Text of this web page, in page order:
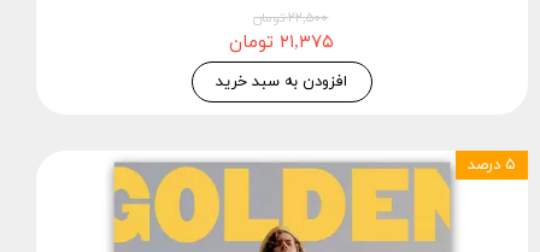
۲۲,۵۰۰ تومان
۲۱,۳۷۵ تومان
افزودن به سبد خرید
۵ درصد